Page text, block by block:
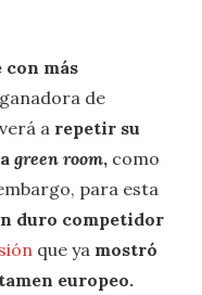
con más
de
a repetir su
green room, como
para esta
duro competidor
que ya mostró
europeo.